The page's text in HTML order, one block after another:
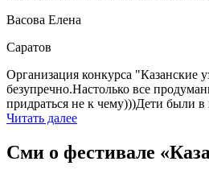
Васова Елена
Саратов
Организация конкурса "Казанские
безупречно.Настолько все
придраться не к чему)))Дети были в
Читать далее
Сми о фестивале